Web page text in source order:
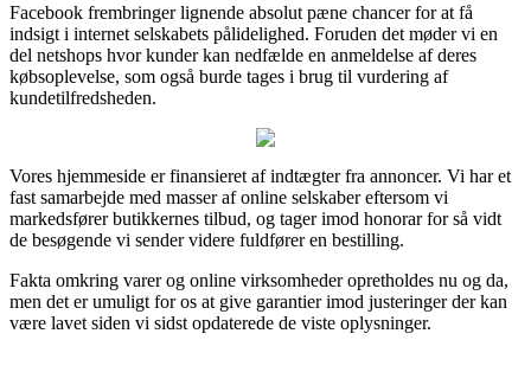
Facebook frembringer lignende absolut pæne chancer for at få
indsigt i internet selskabets pålidelighed. Foruden det møder vi en
del netshops hvor kunder kan nedfælde en anmeldelse af deres
købsoplevelse, som også burde tages i brug til vurdering af
kundetilfredsheden.
Vores hjemmeside er finansieret af indtægter fra annoncer. Vi har et
fast samarbejde med masser af online selskaber eftersom vi
markedsfører butikkernes tilbud, og tager imod honorar for så vidt
de besøgende vi sender videre fuldfører en bestilling.
Fakta omkring varer og online virksomheder opretholdes nu og da,
men det er umuligt for os at give garantier imod justeringer der kan
være lavet siden vi sidst opdaterede de viste oplysninger.